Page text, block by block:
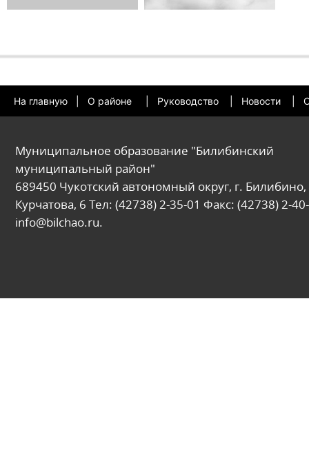
На главную О районе Руководство Новости
Муниципальное образование "Билибинский
муниципальный район"
689450 Чукотский автономный округ, г. Билибино,
Курчатова, 6 Тел: (42738) 2-35-01 Факс: (42738) 2-
info@bilchao.ru.